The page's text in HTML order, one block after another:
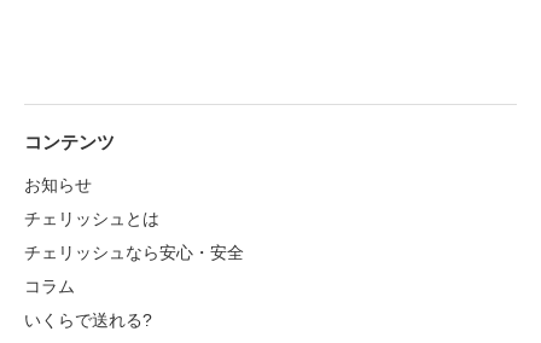
コンテンツ
お知らせ
チェリッシュとは
チェリッシュなら安心・安全
コラム
いくらで送れる?